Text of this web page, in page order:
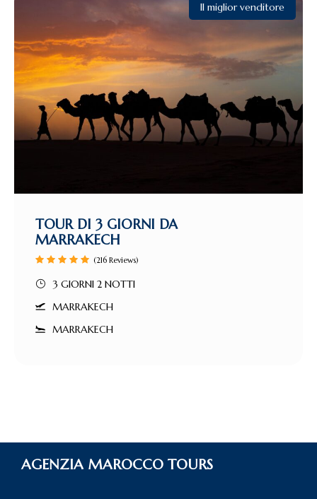
Il miglior venditore
TOUR DI 3 GIORNI DA
MARRAKECH
3 GIORNI 2 NOTTI
MARRAKECH
MARRAKECH
(216 Reviews)
AGENZIA MAROCCO TOURS